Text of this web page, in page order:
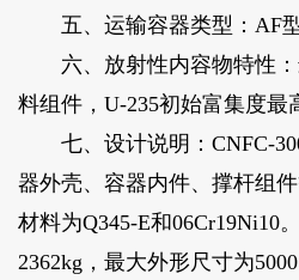
五、运输容器类型：AF型
六、放射性内容物特性：
料组件，U-235初始富集度最
七、设计说明：CNFC-
器外壳、容器内件、撑杆组
材料为Q345-E和06Cr19Ni10
2362kg，最大外形尺寸为